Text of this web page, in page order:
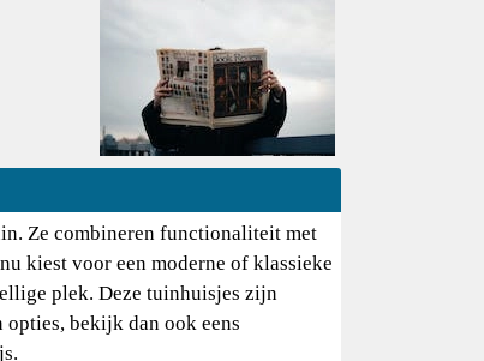
Ze combineren functionaliteit met
kiest voor een moderne of klassieke
plek. Deze tuinhuisjes zijn
bekijk dan ook eens